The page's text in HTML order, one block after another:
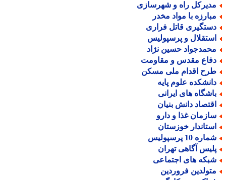
راه و شهرسازی
با مواد مخدر
قاتل فراری
و پرسپولیس
حسین نژاد
مقدس و مقاومت
اقدام ملی مسکن
علوم پایه
های ایرانی
دانش بنیان
غذا و دارو
خوزستان
10 پرسپولیس
آگاهی تهران
های اجتماعی
فروردین